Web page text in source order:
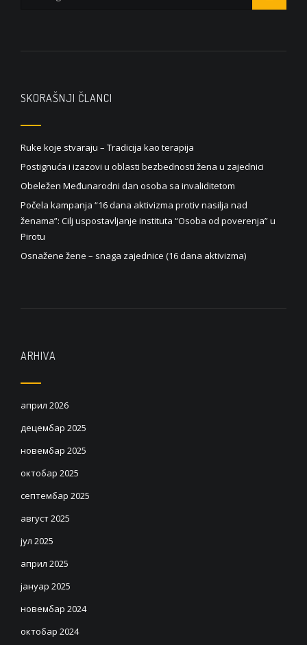
SKORAŠNJI ČLANCI
Ruke koje stvaraju – Tradicija kao terapija
Postignuća i izazovi u oblasti bezbednosti žena u zajednici
Obeležen Međunarodni dan osoba sa invaliditetom
Počela kampanja “16 dana aktivizma protiv nasilja nad
ženama”: Cilj uspostavljanje instituta “Osoba od poverenja” u
Pirotu
Osnažene žene – snaga zajednice (16 dana aktivizma)
ARHIVA
април 2026
децембар 2025
новембар 2025
октобар 2025
септембар 2025
август 2025
јул 2025
април 2025
јануар 2025
новембар 2024
октобар 2024